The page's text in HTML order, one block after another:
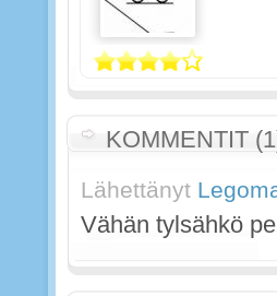
KOMMENTIT
Lähettänyt
Vähän tylsähkö